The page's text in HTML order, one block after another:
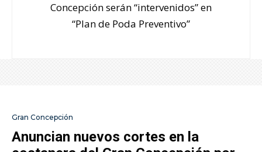
Concepción serán “intervenidos” en
“Plan de Poda Preventivo”
Gran Concepción
Anuncian nuevos cortes en la